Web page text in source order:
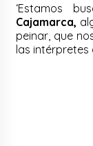
‘Estamos
Cajamarca,
peinar, que
las intérpretes